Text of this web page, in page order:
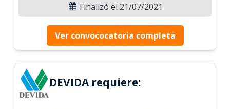
Finalizó el 21/07/2021
Ver convococatoria completa
DEVIDA requiere: